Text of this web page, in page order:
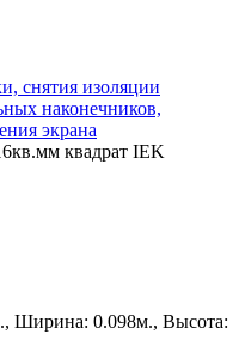
снятия изоляции
наконечников,
экрана
Ширина: 0.098м., Высота: